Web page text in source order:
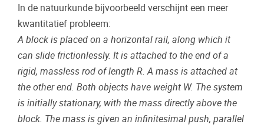
In de natuurkunde bijvoorbeeld verschijnt een meer
kwantitatief probleem:
A block is placed on a horizontal rail, along which it
can slide frictionlessly. It is attached to the end of a
rigid, massless rod of length R. A mass is attached at
the other end. Both objects have weight W. The system
is initially stationary, with the mass directly above the
block. The mass is given an infinitesimal push, parallel